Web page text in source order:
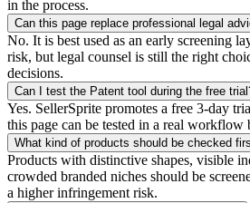
in the process.
Can this page replace professional legal
No. It is best used as an early screening
risk, but legal counsel is still the right
decisions.
Can I test the Patent tool during the free
Yes. SellerSprite promotes a free 3-day
this page can be tested in a real workflow
What kind of products should be checked
Products with distinctive shapes, visible
crowded branded niches should be
a higher infringement risk.